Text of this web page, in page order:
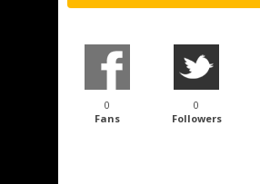
0
Fans
0
Followers